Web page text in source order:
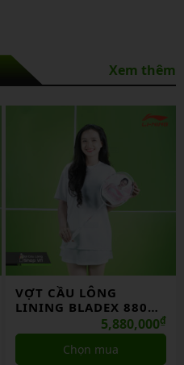
Xem thêm
VỢT CẦU LÔNG
LINING BLADEX 880
SHIDA 2026 CHÍNH
HÃNG
5,880,000₫
Chọn mua